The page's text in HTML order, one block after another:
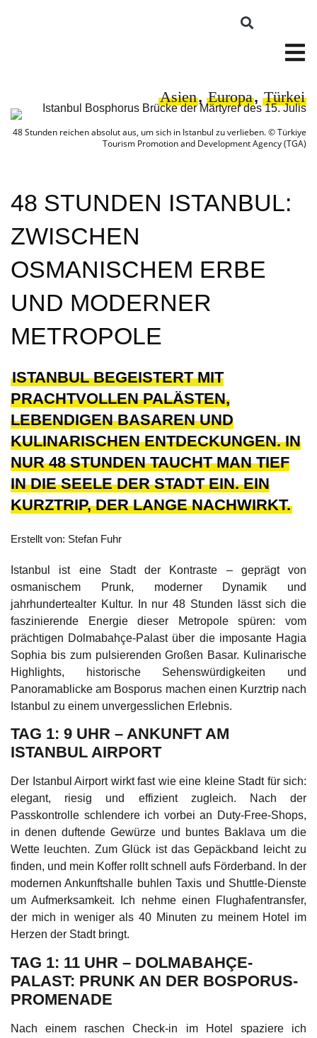
Asien, Europa, Türkei
48 Stunden reichen absolut aus, um sich in Istanbul zu verlieben. © Türkiye
Tourism Promotion and Development Agency (TGA)
48 STUNDEN ISTANBUL:
ZWISCHEN
OSMANISCHEM ERBE
UND MODERNER
METROPOLE
ISTANBUL BEGEISTERT MIT
PRACHTVOLLEN PALÄSTEN,
LEBENDIGEN BASAREN UND
KULINARISCHEN ENTDECKUNGEN. IN
NUR 48 STUNDEN TAUCHT MAN TIEF
IN DIE SEELE DER STADT EIN. EIN
KURZTRIP, DER LANGE NACHWIRKT.
Erstellt von: Stefan Fuhr
Istanbul ist eine Stadt der Kontraste – geprägt von
osmanischem Prunk, moderner Dynamik und
jahrhundertealter Kultur. In nur 48 Stunden lässt sich die
faszinierende Energie dieser Metropole spüren: vom
prächtigen Dolmabahçe-Palast über die imposante Hagia
Sophia bis zum pulsierenden Großen Basar. Kulinarische
Highlights, historische Sehenswürdigkeiten und
Panoramablicke am Bosporus machen einen Kurztrip nach
Istanbul zu einem unvergesslichen Erlebnis.
TAG 1: 9 UHR – ANKUNFT AM
ISTANBUL AIRPORT
Der Istanbul Airport wirkt fast wie eine kleine Stadt für sich:
elegant, riesig und effizient zugleich. Nach der
Passkontrolle schlendere ich vorbei an Duty-Free-Shops,
in denen duftende Gewürze und buntes Baklava um die
Wette leuchten. Zum Glück ist das Gepäckband leicht zu
finden, und mein Koffer rollt schnell aufs Förderband. In der
modernen Ankunftshalle buhlen Taxis und Shuttle-Dienste
um Aufmerksamkeit. Ich nehme einen Flughafentransfer,
der mich in weniger als 40 Minuten zu meinem Hotel im
Herzen der Stadt bringt.
TAG 1: 11 UHR – DOLMABAHÇE-
PALAST: PRUNK AN DER BOSPORUS-
PROMENADE
Nach einem raschen Check-in im Hotel spaziere ich